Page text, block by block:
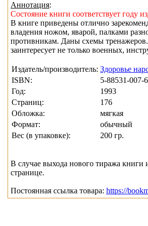
Аннотация:
Состояние книги соответствует году
В книге приведены отлично
владения ножом, яварой, палками
противникам. Даны схемы
заинтересует не только военных,
Издатель/производитель: Здоровье
ISBN:
5-88531-007-6
Год:
1993
Страниц:
176
Обложка:
мягкая
Формат:
обычный
Вес (в упаковке):
200 гр.
В случае выхода нового тиража книги
странице.
Постоянная ссылка товара: https://